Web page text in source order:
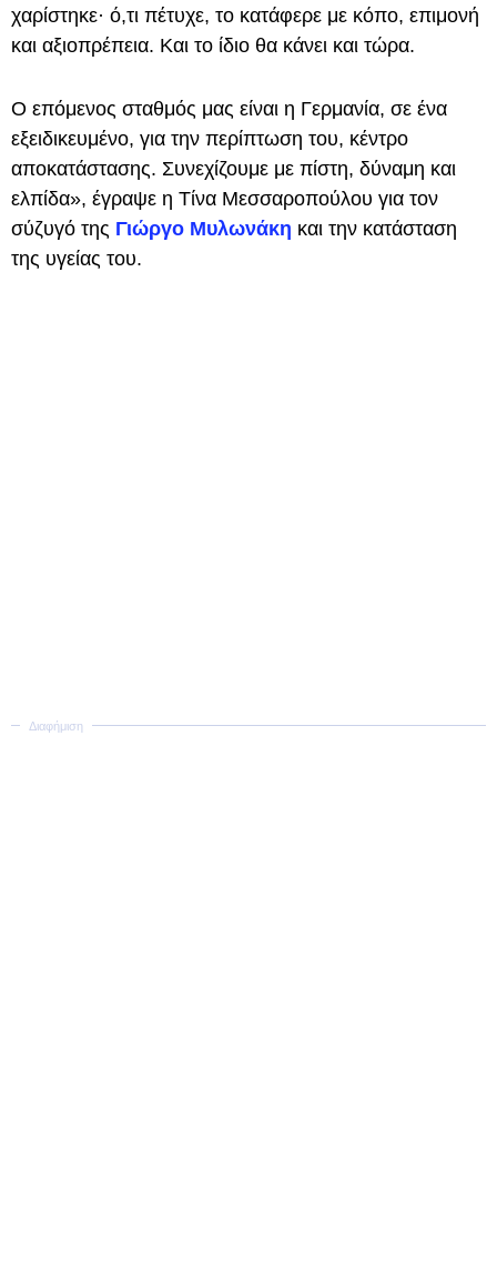
χαρίστηκε· ό,τι πέτυχε, το κατάφερε με κόπο, επιμονή
και αξιοπρέπεια. Και το ίδιο θα κάνει και τώρα.
Ο επόμενος σταθμός μας είναι η Γερμανία, σε ένα
εξειδικευμένο, για την περίπτωση του, κέντρο
αποκατάστασης. Συνεχίζουμε με πίστη, δύναμη και
ελπίδα», έγραψε η Τίνα Μεσσαροπούλου για τον
σύζυγό της Γιώργο Μυλωνάκη και την κατάσταση
της υγείας του.